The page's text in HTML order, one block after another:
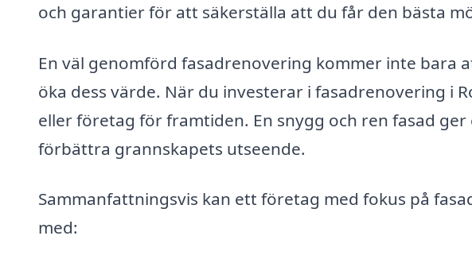
och garantier för att säkerställa att du får den bästa
En väl genomförd fasadrenovering kommer inte bara
öka dess värde. När du investerar i fasadrenovering i
eller företag för framtiden. En snygg och ren fasad
förbättra grannskapets utseende.
Sammanfattningsvis kan ett företag med fokus på
med: